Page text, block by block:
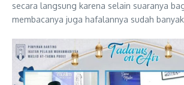
secara langsung karena selain suaranya
membacanya juga hafalannya sudah